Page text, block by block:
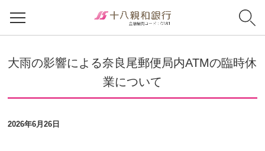
大雨の影響による奈良尾郵便局内ATMの臨時休
業について
2026年6月26日